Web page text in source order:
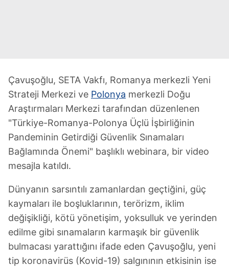
Çavuşoğlu, SETA Vakfı, Romanya merkezli Yeni
Strateji Merkezi ve Polonya merkezli Doğu
Araştırmaları Merkezi tarafından düzenlenen
"Türkiye-Romanya-Polonya Üçlü İşbirliğinin
Pandeminin Getirdiği Güvenlik Sınamaları
Bağlamında Önemi" başlıklı webinara, bir video
mesajla katıldı.
Dünyanın sarsıntılı zamanlardan geçtiğini, güç
kaymaları ile boşluklarının, terörizm, iklim
değişikliği, kötü yönetişim, yoksulluk ve yerinden
edilme gibi sınamaların karmaşık bir güvenlik
bulmacası yarattığını ifade eden Çavuşoğlu, yeni
tip koronavirüs (Kovid-19) salgınının etkisinin ise